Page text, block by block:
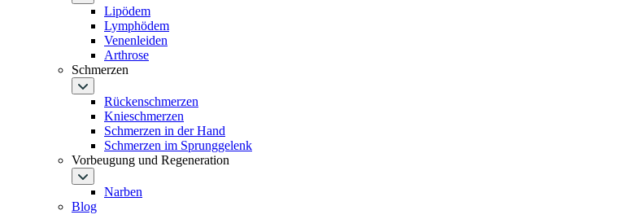
Lipödem
Lymphödem
Venenleiden
Arthrose
Schmerzen
Rückenschmerzen
Knieschmerzen
Schmerzen in der Hand
Schmerzen im Sprunggelenk
Vorbeugung und Regeneration
Narben
Blog